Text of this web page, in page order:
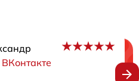
ВКонтакте